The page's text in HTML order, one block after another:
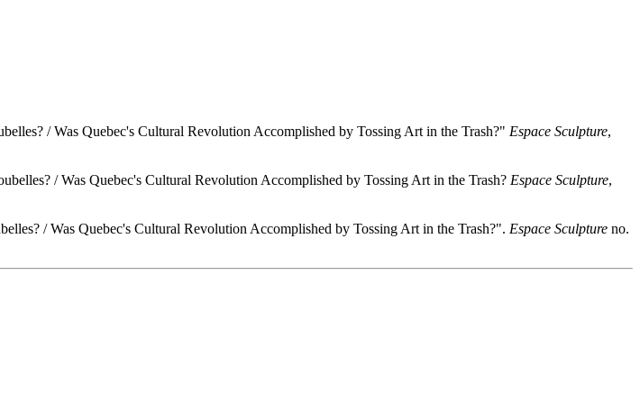
/ Was Quebec's Cultural Revolution Accomplished by Tossing Art in the Trash?" Espace Sculpture,
/ Was Quebec's Cultural Revolution Accomplished by Tossing Art in the Trash? Espace Sculpture,
/ Was Quebec's Cultural Revolution Accomplished by Tossing Art in the Trash?". Espace Sculpture no.